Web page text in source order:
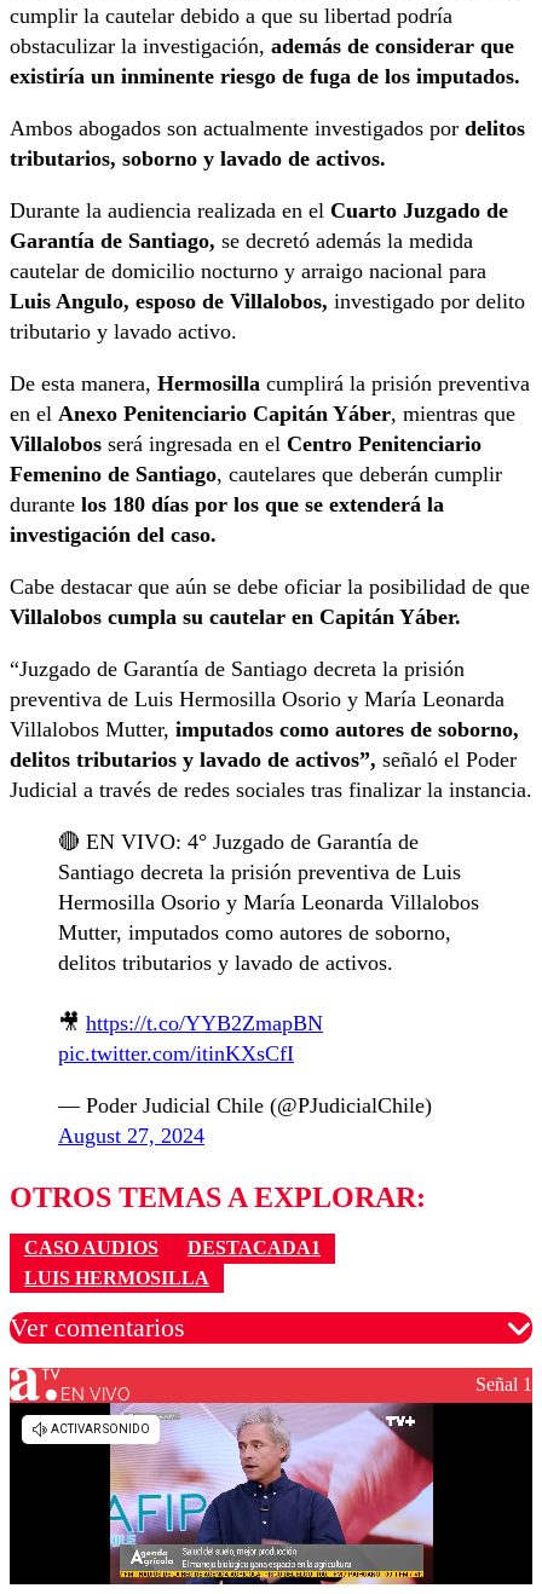
cumplir la cautelar debido a que su libertad podría
obstaculizar la investigación, además de considerar que
existiría un inminente riesgo de fuga de los imputados.
Ambos abogados son actualmente investigados por delitos
tributarios, soborno y lavado de activos.
Durante la audiencia realizada en el Cuarto Juzgado de
Garantía de Santiago, se decretó además la medida
cautelar de domicilio nocturno y arraigo nacional para
Luis Angulo, esposo de Villalobos, investigado por delito
tributario y lavado activo.
De esta manera, Hermosilla cumplirá la prisión preventiva
en el Anexo Penitenciario Capitán Yáber, mientras que
Villalobos será ingresada en el Centro Penitenciario
Femenino de Santiago, cautelares que deberán cumplir
durante los 180 días por los que se extenderá la
investigación del caso.
Cabe destacar que aún se debe oficiar la posibilidad de que
Villalobos cumpla su cautelar en Capitán Yáber.
“Juzgado de Garantía de Santiago decreta la prisión
preventiva de Luis Hermosilla Osorio y María Leonarda
Villalobos Mutter, imputados como autores de soborno,
delitos tributarios y lavado de activos”, señaló el Poder
Judicial a través de redes sociales tras finalizar la instancia.
🔴 EN VIVO: 4° Juzgado de Garantía de
Santiago decreta la prisión preventiva de Luis
Hermosilla Osorio y María Leonarda Villalobos
Mutter, imputados como autores de soborno,
delitos tributarios y lavado de activos.
🎥 https://t.co/YYB2ZmapBN
pic.twitter.com/itinKXsCfI
— Poder Judicial Chile (@PJudicialChile)
August 27, 2024
OTROS TEMAS A EXPLORAR:
CASO AUDIOS
DESTACADA1
LUIS HERMOSILLA
Ver comentarios
Los comentarios son moderados para garantizar un
diálogo respetuoso.
EN VIVO Señal 1